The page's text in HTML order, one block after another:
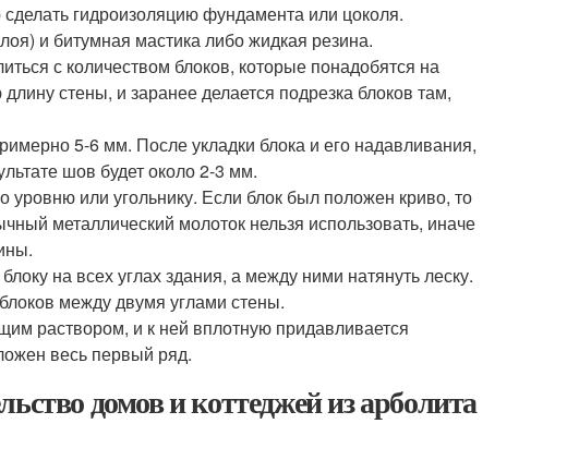
гидроизоляцию фундамента или цоколя.
и битумная мастика либо жидкая резина.
с количеством блоков, которые понадобятся на
стены, и заранее делается подрезка блоков там,
5-6 мм. После укладки блока и его надавливания,
шов будет около 2-3 мм.
уровню или угольнику. Если блок был положен криво, то
металлический молоток нельзя использовать, иначе
на всех углах здания, а между ними натянуть леску.
между двумя углами стены.
раствором, и к ней вплотную придавливается
весь первый ряд.
домов и коттеджей из арболита